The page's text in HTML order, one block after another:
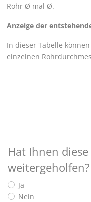
Rohr Ø mal Ø.
Anzeige der
In dieser Tabelle
einzelnen
Hat Ihnen
weitergeholfen?
Ja
Nein